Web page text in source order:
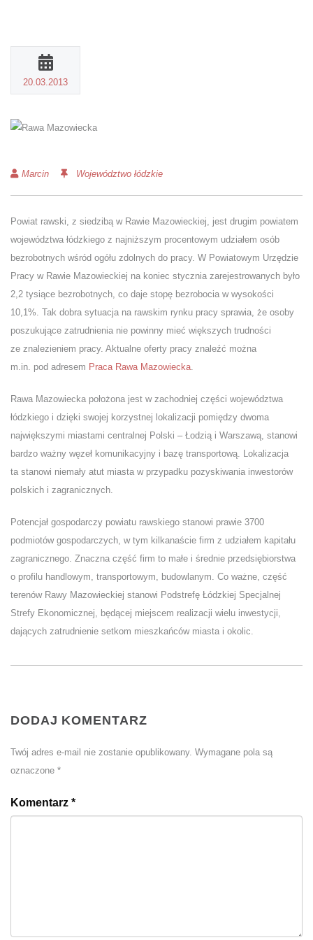
20.03.2013
Marcin Województwo łódzkie
Powiat rawski, z siedzibą w Rawie Mazowieckiej, jest drugim powiatem
województwa łódzkiego z najniższym procentowym udziałem osób
bezrobotnych wśród ogółu zdolnych do pracy. W Powiatowym Urzędzie
Pracy w Rawie Mazowieckiej na koniec stycznia zarejestrowanych było
2,2 tysiące bezrobotnych, co daje stopę bezrobocia w wysokości
10,1%. Tak dobra sytuacja na rawskim rynku pracy sprawia, że osoby
poszukujące zatrudnienia nie powinny mieć większych trudności
ze znalezieniem pracy. Aktualne oferty pracy znaleźć można
m.in. pod adresem Praca Rawa Mazowiecka.
Rawa Mazowiecka położona jest w zachodniej części województwa
łódzkiego i dzięki swojej korzystnej lokalizacji pomiędzy dwoma
największymi miastami centralnej Polski – Łodzią i Warszawą, stanowi
bardzo ważny węzeł komunikacyjny i bazę transportową. Lokalizacja
ta stanowi niemały atut miasta w przypadku pozyskiwania inwestorów
polskich i zagranicznych.
Potencjał gospodarczy powiatu rawskiego stanowi prawie 3700
podmiotów gospodarczych, w tym kilkanaście firm z udziałem kapitału
zagranicznego. Znaczna część firm to małe i średnie przedsiębiorstwa
o profilu handlowym, transportowym, budowlanym. Co ważne, część
terenów Rawy Mazowieckiej stanowi Podstrefę Łódzkiej Specjalnej
Strefy Ekonomicznej, będącej miejscem realizacji wielu inwestycji,
dających zatrudnienie setkom mieszkańców miasta i okolic.
DODAJ KOMENTARZ
Twój adres e-mail nie zostanie opublikowany. Wymagane pola są
oznaczone *
Komentarz *